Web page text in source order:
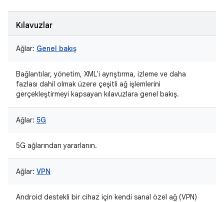
Kılavuzlar
Ağlar: Genel bakış
Bağlantılar, yönetim, XML'i ayrıştırma, izleme ve daha
fazlası dahil olmak üzere çeşitli ağ işlemlerini
gerçekleştirmeyi kapsayan kılavuzlara genel bakış.
Ağlar: 5G
5G ağlarından yararlanın.
Ağlar: VPN
Android destekli bir cihaz için kendi sanal özel ağ (VPN)